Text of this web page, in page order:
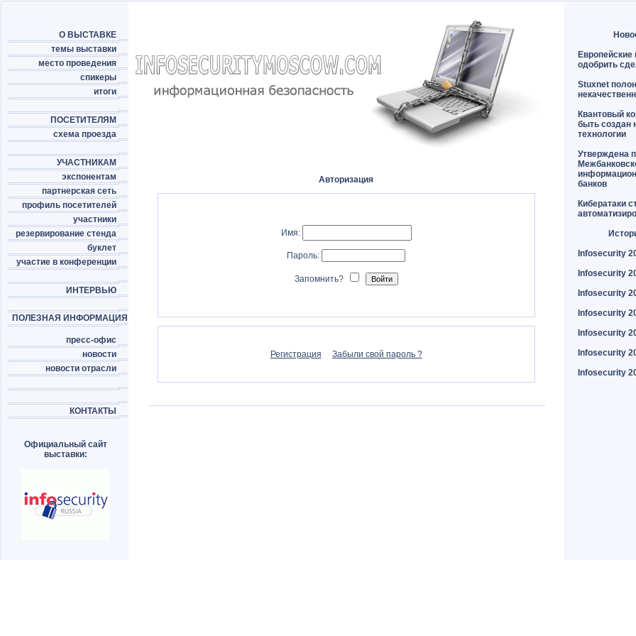
О ВЫСТАВКЕ
темы выставки
место проведения
спикеры
итоги
ПОСЕТИТЕЛЯМ
схема проезда
УЧАСТНИКАМ
экспонентам
партнерская сеть
профиль посетителей
участники
резервирование стенда
буклет
участие в конференции
ИНТЕРВЬЮ
ПОЛЕЗНАЯ ИНФОРМАЦИЯ
пресс-офис
новости
новости отрасли
КОНТАКТЫ
Официальный сайт
выставки:
Авторизация
Имя:
Пароль:
Запомнить?
Регистрация Забыли свой пароль ?
Европейские
одобрить
Stuxnet
Квантовый
быть создан
технологии
Утверждена
банков
Кибератаки
Infosecurity
Infosecurity
Infosecurity
Infosecurity
Infosecurity
Infosecurity
Infosecurity